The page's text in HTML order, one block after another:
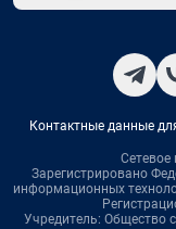
Контактные данные
Зарегистрировано
информационных
Учредитель: Общество